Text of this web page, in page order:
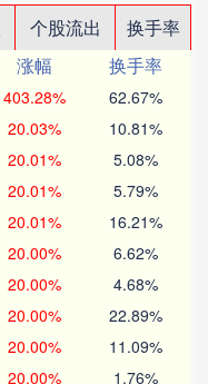
个股流出
换手率
涨幅
换手率
403.28% 62.67%
20.03% 10.81%
20.01% 5.08%
20.01% 5.79%
20.01% 16.21%
20.00% 6.62%
20.00% 4.68%
20.00% 22.89%
20.00% 11.09%
20.00% 1.76%